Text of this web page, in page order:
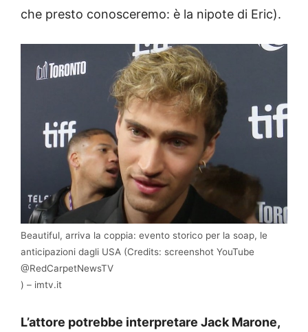
che presto conosceremo: è la nipote di Eric).
Beautiful, arriva la coppia: evento storico per la soap, le
anticipazioni dagli USA (Credits: screenshot YouTube
@RedCarpetNewsTV
) – imtv.it
L’attore potrebbe interpretare Jack Marone,